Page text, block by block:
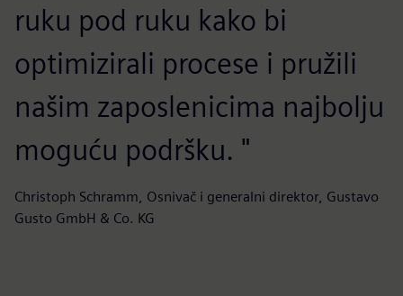
ruku pod ruku kako bi
optimizirali procese i pružili
našim zaposlenicima najbolju
moguću podršku. "
Christoph Schramm, Osnivač i generalni direktor, Gustavo
Gusto GmbH & Co. KG